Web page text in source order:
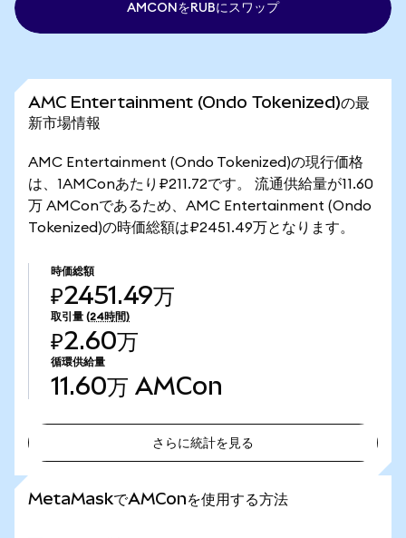
AMCONをRUBにスワップ
AMC Entertainment (Ondo Tokenized)の最
新市場情報
AMC Entertainment (Ondo Tokenized)の現行価格
は、1AMConあたり₽211.72です。 流通供給量が11.60
万 AMConであるため、AMC Entertainment (Ondo
Tokenized)の時価総額は₽2451.49万となります。
時価総額
₽2451.49万
取引量 (24時間)
₽2.60万
循環供給量
11.60万 AMCon
さらに統計を見る
MetaMaskでAMConを使用する方法